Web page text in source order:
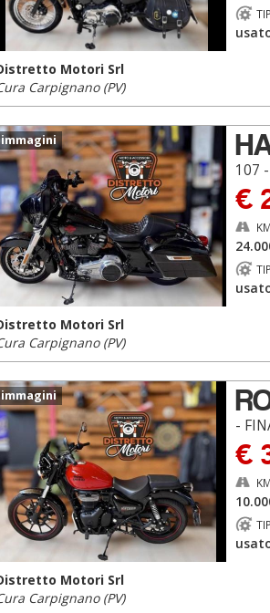
Motori Srl
Carpignano (PV)
immagini
107
€
KM
Motori Srl
Carpignano (PV)
immagini
-
€
KM
Motori Srl
Carpignano (PV)